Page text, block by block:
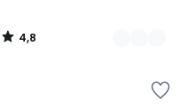
4,8
/